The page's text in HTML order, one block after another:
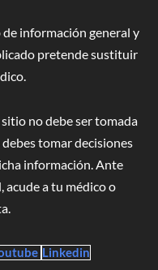
información general y
pretende sustituir
no debe ser tomada
tomar decisiones
información. Ante
acude a tu médico o
Linkedin